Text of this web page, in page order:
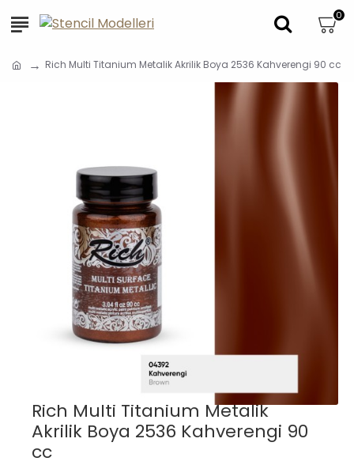
0
Rich Multi Titanium Metalik Akrilik Boya 2536 Kahverengi 90 cc
Rich Multi Titanium Metalik
Akrilik Boya 2536 Kahverengi 90
cc